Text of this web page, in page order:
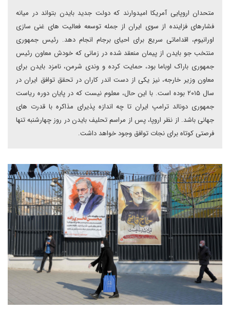
متحدان اروپایی آمریکا امیدوارند که دولت جدید بایدن بتواند در میانه
فشارهای فزاینده از سوی ایران از جمله توسعه فعالیت های غنی سازی
اورانیوم، اقداماتی سریع برای احیای برجام انجام دهد. رئیس جمهوری
منتخب جو بایدن از پیمان منعقد شده در زمانی که خودش معاون رئیس
جمهوری باراک اوباما بود، حمایت کرده و وندی شرمن، نامزد بایدن برای
معاون وزیر خارجه، نیز یکی از دست اندر کاران در تحقق توافق ایران در
سال ۲۰۱۵ بوده است. با این حال، معلوم نیست که در پایان دوره ریاست
جمهوری دونالد ترامپ ایران تا چه اندازه پذیرای مذاکره با قدرت های
جهانی باشد. از نظر اروپا، پس از مراسم تحلیف بایدن در روز چهارشنبه تنها
فرصتی کوتاه برای نجات توافق وجود خواهد داشت.